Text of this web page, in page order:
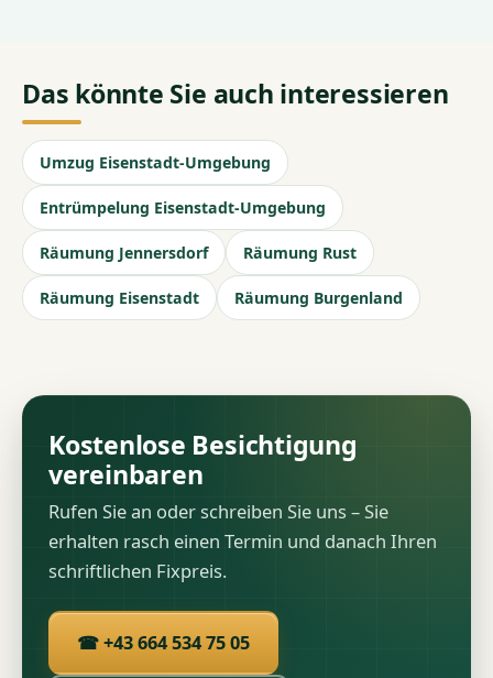
Das könnte Sie auch interessieren
Umzug Eisenstadt-Umgebung
Entrümpelung Eisenstadt-Umgebung
Räumung Jennersdorf Räumung Rust
Räumung Eisenstadt Räumung Burgenland
Kostenlose Besichtigung
vereinbaren
Rufen Sie an oder schreiben Sie uns – Sie
erhalten rasch einen Termin und danach Ihren
schriftlichen Fixpreis.
☎ +43 664 534 75 05